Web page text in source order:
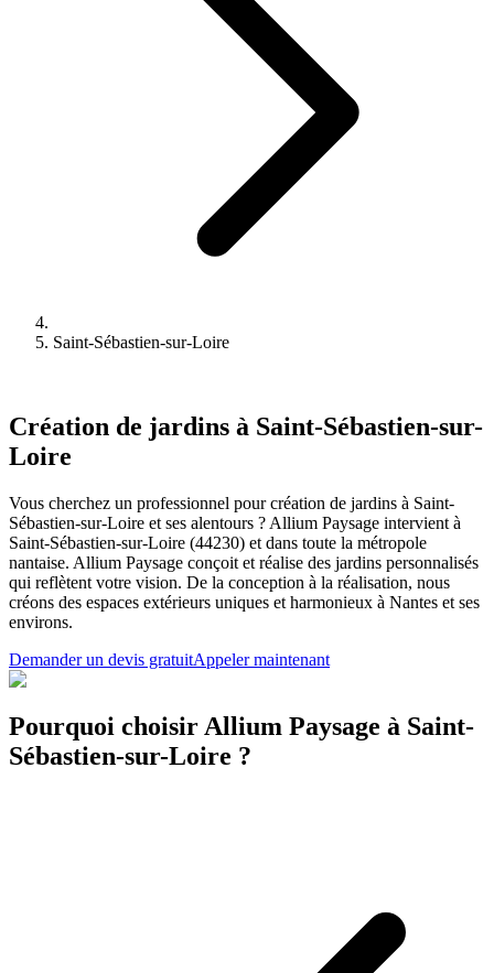
Saint-Sébastien-sur-Loire
Création de jardins à Saint-Sébastien-sur-
Loire
Vous cherchez un professionnel pour création de jardins à Saint-
Sébastien-sur-Loire et ses alentours ? Allium Paysage intervient à
Saint-Sébastien-sur-Loire (44230) et dans toute la métropole
nantaise. Allium Paysage conçoit et réalise des jardins personnalisés
qui reflètent votre vision. De la conception à la réalisation, nous
créons des espaces extérieurs uniques et harmonieux à Nantes et ses
environs.
Demander un devis gratuitAppeler maintenant
Pourquoi choisir Allium Paysage à Saint-
Sébastien-sur-Loire ?